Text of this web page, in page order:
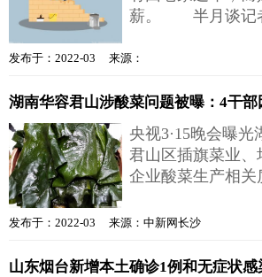
薪。 半月谈记
发布于：2022-03 来源：
央视3·15晚会曝光
君山区插旗菜业、
企业酸菜生产相关
调
发布于：2022-03 来源：中新网长沙